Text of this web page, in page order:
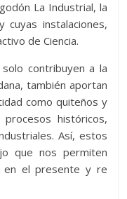
La Industrial, la
cuyas instalaciones,
de Ciencia.
contribuyen a la
también aportan
como quiteños y
históricos,
Así, estos
que nos permiten
en el presente y re